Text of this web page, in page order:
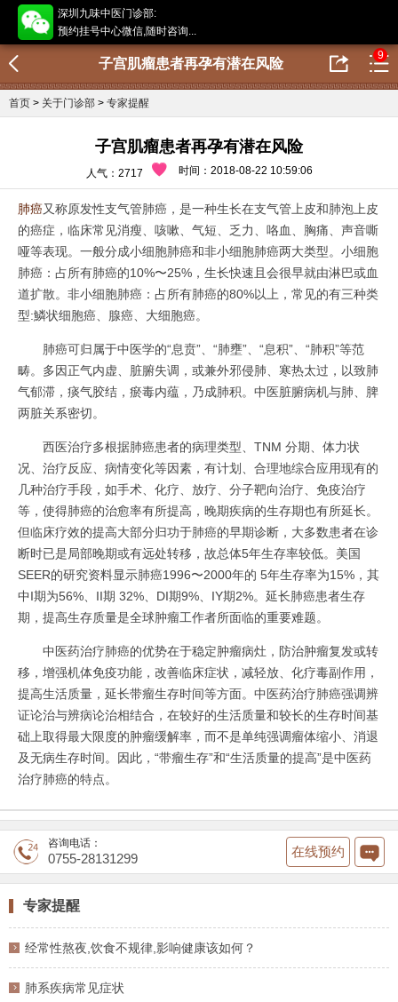
深圳九味中医门诊部:
预约挂号中心微信,随时咨询...
子宫肌瘤患者再孕有潜在风险
9
首页 > 关于门诊部 > 专家提醒
子宫肌瘤患者再孕有潜在风险
人气：2717 时间：2018-08-22 10:59:06
肺癌又称原发性支气管肺癌，是一种生长在支气管上皮和肺泡上皮
的癌症，临床常见消瘦、咳嗽、气短、乏力、咯血、胸痛、声音嘶
哑等表现。一般分成小细胞肺癌和非小细胞肺癌两大类型。小细胞
肺癌：占所有肺癌的10%〜25%，生长快速且会很早就由淋巴或血
道扩散。非小细胞肺癌：占所有肺癌的80%以上，常见的有三种类
型:鱗状细胞癌、腺癌、大细胞癌。
肺癌可归属于中医学的“息贲”、“肺壅”、“息积”、“肺积”等范
畴。多因正气内虚、脏腑失调，或兼外邪侵肺、寒热太过，以致肺
气郁滞，痰气胶结，瘀毒内蕴，乃成肺积。中医脏腑病机与肺、脾
两脏关系密切。
西医治疗多根据肺癌患者的病理类型、TNM 分期、体力状
况、治疗反应、病情变化等因素，有计划、合理地综合应用现有的
几种治疗手段，如手术、化疗、放疗、分子靶向治疗、免疫治疗
等，使得肺癌的治愈率有所提高，晚期疾病的生存期也有所延长。
但临床疗效的提高大部分归功于肺癌的早期诊断，大多数患者在诊
断时已是局部晚期或有远处转移，故总体5年生存率较低。美国
SEER的研究资料显示肺癌1996〜2000年的 5年生存率为15%，其
中I期为56%、II期 32%、DI期9%、IY期2%。延长肺癌患者生存
期，提高生存质量是全球肿瘤工作者所面临的重要难题。
中医药治疗肺癌的优势在于稳定肿瘤病灶，防治肿瘤复发或转
移，增强机体免疫功能，改善临床症状，减轻放、化疗毒副作用，
提高生活质量，延长带瘤生存时间等方面。中医药治疗肺癌强调辨
证论治与辨病论治相结合，在较好的生活质量和较长的生存时间基
础上取得最大限度的肿瘤缓解率，而不是单纯强调瘤体缩小、消退
及无病生存时间。因此，“带瘤生存”和“生活质量的提高”是中医药
治疗肺癌的特点。
咨询电话：
0755-28131299 在线预约
专家提醒
经常性熬夜,饮食不规律,影响健康该如何？
肺系疾病常见症状